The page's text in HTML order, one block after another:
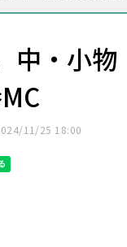
中・小物
11/25 18:00